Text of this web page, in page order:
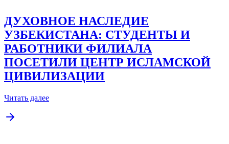
ДУХОВНОЕ НАСЛЕДИЕ
УЗБЕКИСТАНА: СТУДЕНТЫ И
РАБОТНИКИ ФИЛИАЛА
ПОСЕТИЛИ ЦЕНТР ИСЛАМСКОЙ
ЦИВИЛИЗАЦИИ
Читать далее